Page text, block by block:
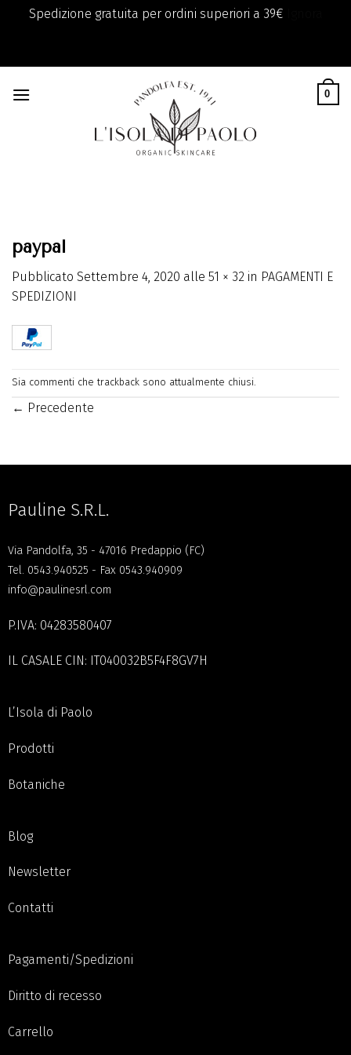
Spedizione gratuita per ordini superiori a 39€
content
0
paypal
Pubblicato Settembre 4, 2020 alle 51 × 32 in PAGAMENTI E
SPEDIZIONI
Sia commenti che trackback sono attualmente chiusi.
← Precedente
Pauline S.R.L.
Via Pandolfa, 35 - 47016 Predappio (FC)
Tel. 0543.940525 - Fax 0543.940909
info@paulinesrl.com
P.IVA: 04283580407
IL CASALE CIN: IT040032B5F4F8GV7H
L’Isola di Paolo
Prodotti
Botaniche
Blog
Newsletter
Contatti
Pagamenti/Spedizioni
Diritto di recesso
Carrello